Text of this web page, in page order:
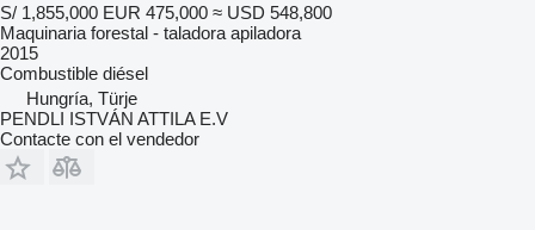
S/ 1,855,000 EUR 475,000 ≈ USD 548,800
Maquinaria forestal - taladora apiladora
2015
Combustible diésel
Hungría, Türje
PENDLI ISTVÁN ATTILA E.V
Contacte con el vendedor